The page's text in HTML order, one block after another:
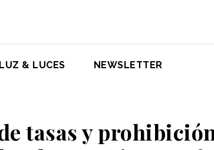
LUZ & LUCES NEWSLETTER
tasas y